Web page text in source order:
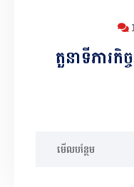
តួនាទីភារកិ
មើលបន្ថែម